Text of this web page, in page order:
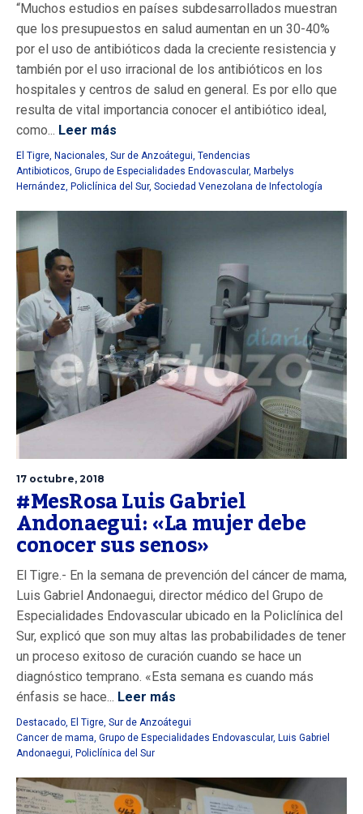
“Muchos estudios en países subdesarrollados muestran
que los presupuestos en salud aumentan en un 30-40%
por el uso de antibióticos dada la creciente resistencia y
también por el uso irracional de los antibióticos en los
hospitales y centros de salud en general. Es por ello que
resulta de vital importancia conocer el antibiótico ideal,
como... Leer más
El Tigre, Nacionales, Sur de Anzoátegui, Tendencias
Antibioticos, Grupo de Especialidades Endovascular, Marbelys
Hernández, Policlínica del Sur, Sociedad Venezolana de Infectología
17 octubre, 2018
#MesRosa Luis Gabriel
Andonaegui: «La mujer debe
conocer sus senos»
El Tigre.- En la semana de prevención del cáncer de mama,
Luis Gabriel Andonaegui, director médico del Grupo de
Especialidades Endovascular ubicado en la Policlínica del
Sur, explicó que son muy altas las probabilidades de tener
un proceso exitoso de curación cuando se hace un
diagnóstico temprano. «Esta semana es cuando más
énfasis se hace... Leer más
Destacado, El Tigre, Sur de Anzoátegui
Cancer de mama, Grupo de Especialidades Endovascular, Luis Gabriel
Andonaegui, Policlínica del Sur